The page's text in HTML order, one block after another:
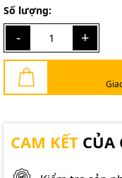
Số lượng:
- +
CAM KẾT CỦA